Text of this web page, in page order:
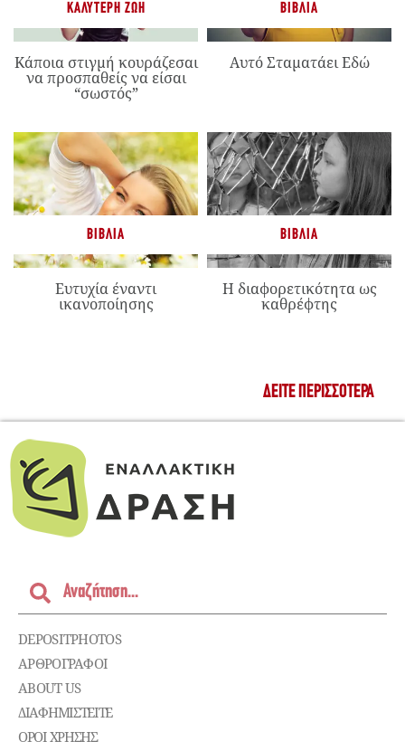
ΚΑΛΎΤΕΡΗ ΖΩΉ
Κάποια στιγμή κουράζεσαι
να προσπαθείς να είσαι
“σωστός”
ΒΙΒΛΊΑ
Αυτό Σταματάει Εδώ
ΒΙΒΛΊΑ
Ευτυχία έναντι
ικανοποίησης
ΒΙΒΛΊΑ
Η διαφορετικότητα ως
καθρέφτης
ΔΕΊΤΕ ΠΕΡΙΣΣΌΤΕΡΑ
DEPOSITPHOTOS
ΑΡΘΡΟΓΡΑΦΟΙ
ABOUT US
ΔΙΑΦΗΜΙΣΤΕΊΤΕ
ΌΡΟΙ ΧΡΉΣΗΣ